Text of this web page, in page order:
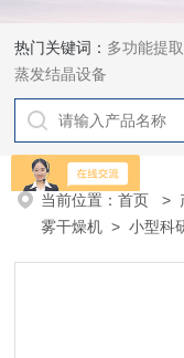
热门关键词： 多功能提
蒸发结晶设备
当前位置：首页 >
雾干燥机 > 小型科